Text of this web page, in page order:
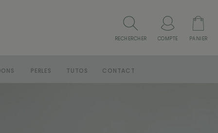
RECHERCHER COMPTE PANIER
PERLES TUTOS CONTACT